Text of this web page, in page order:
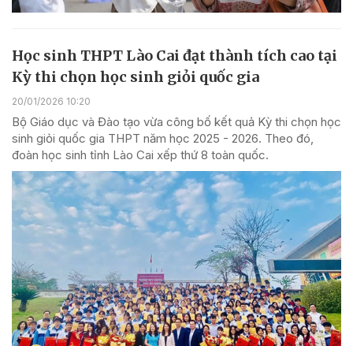
Học sinh THPT Lào Cai đạt thành tích cao tại
Kỳ thi chọn học sinh giỏi quốc gia
20/01/2026 10:20
Bộ Giáo dục và Đào tạo vừa công bố kết quả Kỳ thi chọn học
sinh giỏi quốc gia THPT năm học 2025 - 2026. Theo đó,
đoàn học sinh tỉnh Lào Cai xếp thứ 8 toàn quốc.